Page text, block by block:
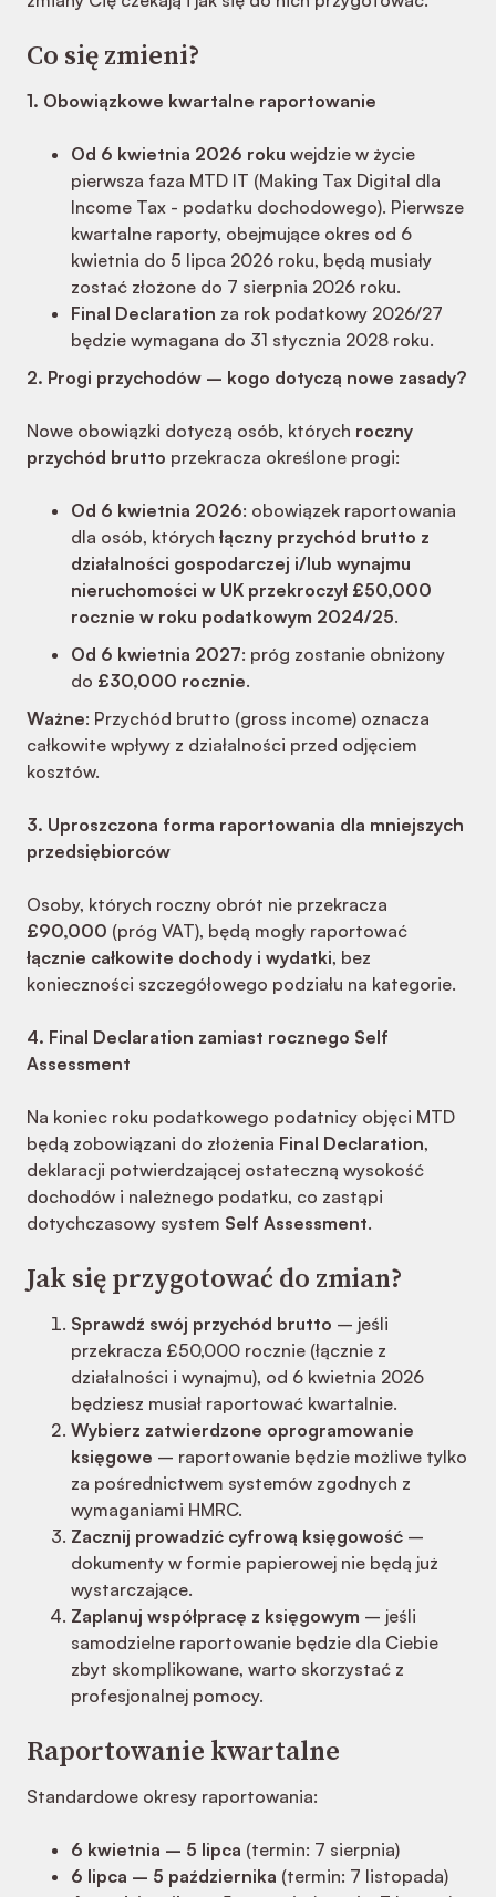
Co się zmieni?
1. Obowiązkowe kwartalne raportowanie
Od 6 kwietnia 2026 roku wejdzie w życie
pierwsza faza MTD IT (Making Tax Digital dla
Income Tax - podatku dochodowego). Pierwsze
kwartalne raporty, obejmujące okres od 6
kwietnia do 5 lipca 2026 roku, będą musiały
zostać złożone do 7 sierpnia 2026 roku.
Final Declaration za rok podatkowy 2026/27
będzie wymagana do 31 stycznia 2028 roku.
2. Progi przychodów – kogo dotyczą nowe zasady?
Nowe obowiązki dotyczą osób, których roczny
przychód brutto przekracza określone progi:
Od 6 kwietnia 2026: obowiązek raportowania
dla osób, których łączny przychód brutto z
działalności gospodarczej i/lub wynajmu
nieruchomości w UK przekroczył £50,000
rocznie w roku podatkowym 2024/25.
Od 6 kwietnia 2027: próg zostanie obniżony
do £30,000 rocznie.
Ważne: Przychód brutto (gross income) oznacza
całkowite wpływy z działalności przed odjęciem
kosztów.
3. Uproszczona forma raportowania dla mniejszych
przedsiębiorców
Osoby, których roczny obrót nie przekracza
£90,000 (próg VAT), będą mogły raportować
łącznie całkowite dochody i wydatki, bez
konieczności szczegółowego podziału na kategorie.
4. Final Declaration zamiast rocznego Self
Assessment
Na koniec roku podatkowego podatnicy objęci MTD
będą zobowiązani do złożenia Final Declaration,
deklaracji potwierdzającej ostateczną wysokość
dochodów i należnego podatku, co zastąpi
dotychczasowy system Self Assessment.
Jak się przygotować do zmian?
Sprawdź swój przychód brutto – jeśli
przekracza £50,000 rocznie (łącznie z
działalności i wynajmu), od 6 kwietnia 2026
będziesz musiał raportować kwartalnie.
Wybierz zatwierdzone oprogramowanie
księgowe – raportowanie będzie możliwe tylko
za pośrednictwem systemów zgodnych z
wymaganiami HMRC.
Zacznij prowadzić cyfrową księgowość –
dokumenty w formie papierowej nie będą już
wystarczające.
Zaplanuj współpracę z księgowym – jeśli
samodzielne raportowanie będzie dla Ciebie
zbyt skomplikowane, warto skorzystać z
profesjonalnej pomocy.
Raportowanie kwartalne
Standardowe okresy raportowania:
6 kwietnia – 5 lipca (termin: 7 sierpnia)
6 lipca – 5 października (termin: 7 listopada)